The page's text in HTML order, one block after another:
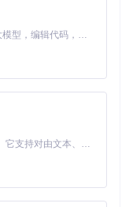
Claude Code 的开源替代方案。连接任意大模型，编辑代码，运行命令，自动验证 — 全自动执行。用 Rust 构建，极致性能。 ｜ An open-source alternative to Claude Code. Connect any LLM, edit code, run commands, and verify changes — autonomously. Built in Rust for speed. Get Started
MiniMax H3 是一个通用的全模态生成系统。它支持对由文本、图像、视频和音频组成的多模态上下文进行统一理解，并能生成分辨率高达 2K、时长可达 15 秒的带原生立体声音频的视频。得益于面向任务泛化的系统设计，H3 在预训练阶段就已具备广泛的多模态上下文理解与生成能力，能够出色地执行复杂的多模态指令。